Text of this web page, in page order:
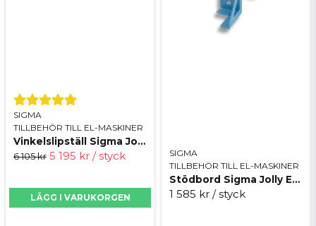
SIGMA
TILLBEHÖR TILL EL-MASKINER
Vinkelslipställ Sigma Jolly Edge
6 105 kr 5 195 kr / styck
LÄGG I VARUKORGEN
SIGMA
TILLBEHÖR TILL EL-MASKINER
Stödbord Sigma Jolly Edge
1 585 kr / styck